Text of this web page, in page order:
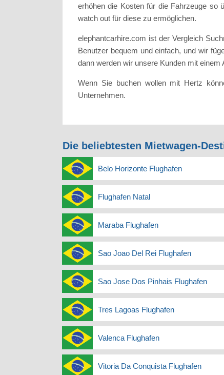
erhöhen die Kosten für die Fahrzeuge so
watch out für diese zu ermöglichen.
elephantcarhire.com ist der Vergleich
Benutzer bequem und einfach, und wir
dann werden wir unsere Kunden mit einem
Wenn Sie buchen wollen mit Hertz
Unternehmen.
Die beliebtesten Mietwagen-
Belo Horizonte Flughafen
Flughafen Natal
Maraba Flughafen
Sao Joao Del Rei Flughafen
Sao Jose Dos Pinhais Flughafen
Tres Lagoas Flughafen
Valenca Flughafen
Vitoria Da Conquista Flughafen